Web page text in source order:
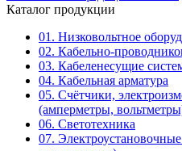
Каталог продукции
01. Низковольтное
02. Кабельно-
03. Кабеленесущие
04. Кабельная арматура
05. Счётчики,
(амперметры,
06. Светотехника
07.